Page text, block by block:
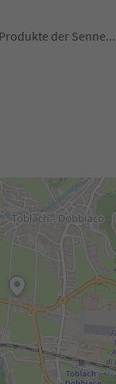
der Senne...